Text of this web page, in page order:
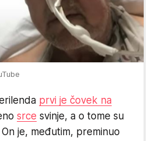
prvi je čovek na
srce svinje, a o tome su
je, međutim, preminuo